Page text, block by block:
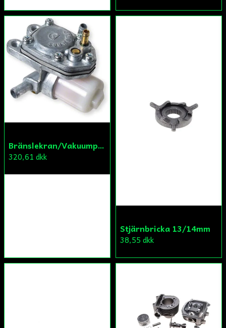
Bränslekran/Vakuumpump PGO
320,61 dkk
Stjärnbricka 13/14mm
38,55 dkk